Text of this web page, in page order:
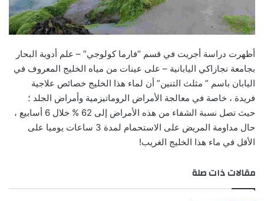
أظهرت دراسة أجريت في قسم “فارما كولوجي” – علم أدوية البحار
بجامعة نجازاكي اليابانية – على عينات من مياه الخليج المعروف في
اليابان باسم ” مثلث التنين” أن لماء هذا الخليج خصائص علاجية
فريدة ، خاصة في معالجة الأمراض الروماتيزمية وأمراض الجلد ؛
حيث تصل نسبة الشفاء من هذه الأمراض إلى 62 % خلال 6 أسابيع ،
حال مداومة المريض على الاستحمام لمدة 3 ساعات يوميا على
الأقل في ماء هذا الخليج الغريب!
مقالات ذات صلة